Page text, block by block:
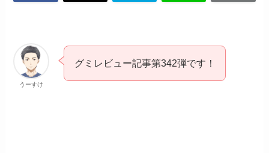
うーすけ
グミレビュー記事第342弾です！